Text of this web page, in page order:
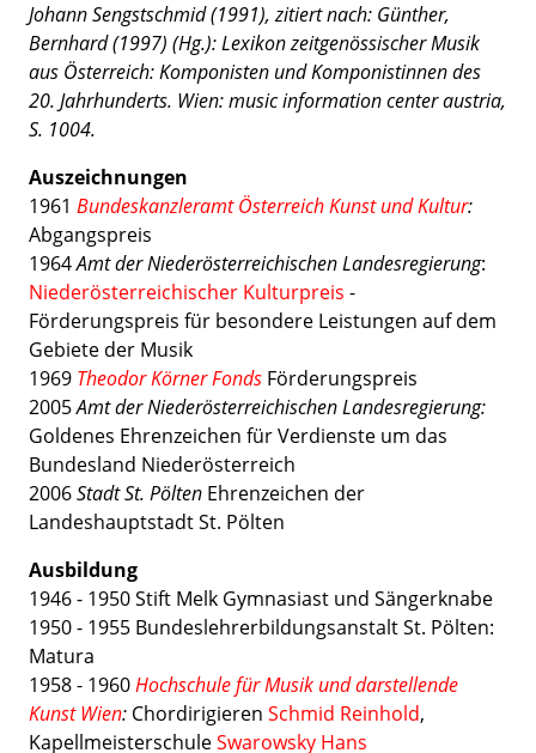
Johann Sengstschmid (1991), zitiert nach: Günther,
Bernhard (1997) (Hg.): Lexikon zeitgenössischer Musik
aus Österreich: Komponisten und Komponistinnen des
20. Jahrhunderts. Wien: music information center austria,
S. 1004.
Auszeichnungen
1961 Bundeskanzleramt Österreich Kunst und Kultur:
Abgangspreis
1964Amt der Niederösterreichischen Landesregierung:
Niederösterreichischer Kulturpreis -
Förderungspreis für besondere Leistungen auf dem
Gebiete der Musik
1969 Theodor Körner Fonds Förderungspreis
2005Amt der Niederösterreichischen Landesregierung:
Goldenes Ehrenzeichen für Verdienste um das
Bundesland Niederösterreich
2006Stadt St. Pölten Ehrenzeichen der
Landeshauptstadt St. Pölten
Ausbildung
1946 - 1950 Stift Melk Gymnasiast und Sängerknabe
1950 - 1955 Bundeslehrerbildungsanstalt St. Pölten:
Matura
1958 - 1960Hochschule für Musik und darstellende
Kunst Wien: Chordirigieren Schmid Reinhold,
KapellmeisterschuleSwarowsky Hans